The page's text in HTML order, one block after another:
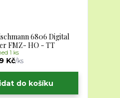
6806 Digital
FMZ- HO - TT
Kč/ks
1 ks
do košíku